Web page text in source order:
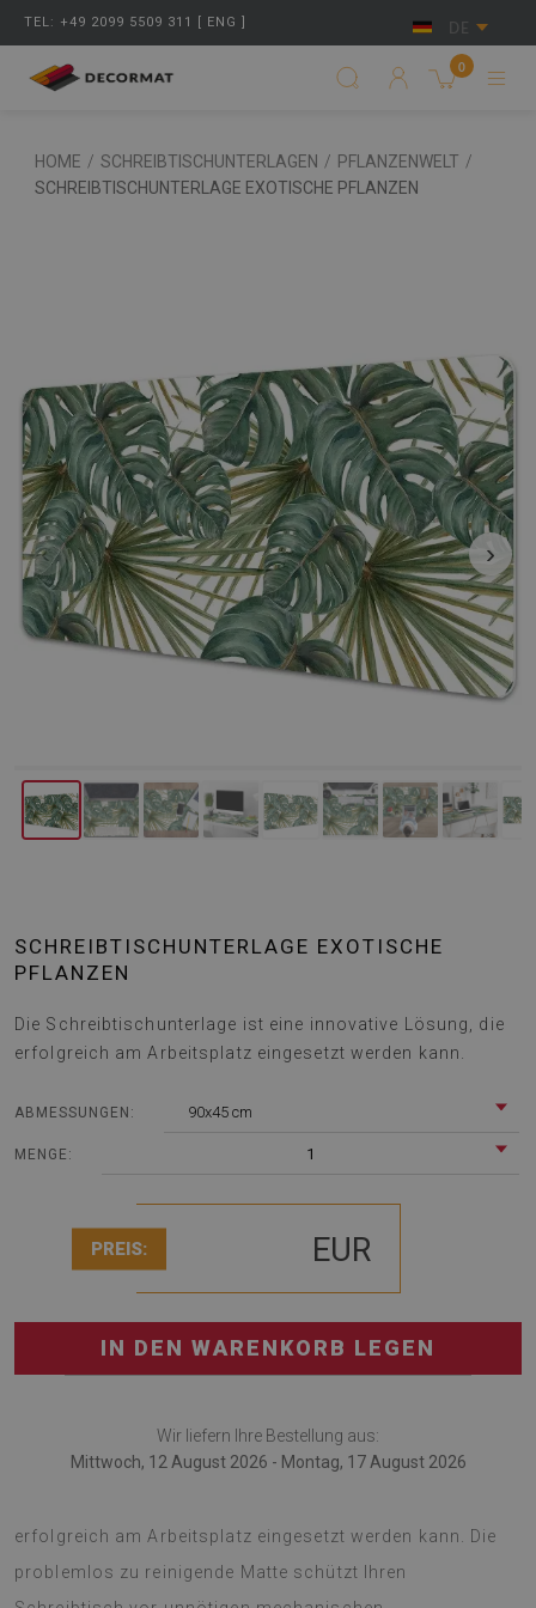
TEL: +49 2099 5509 311 [ ENG ] DE
0
HOME / SCHREIBTISCHUNTERLAGEN / PFLANZENWELT /
SCHREIBTISCHUNTERLAGE EXOTISCHE PFLANZEN
‹ ›
SCHREIBTISCHUNTERLAGE EXOTISCHE
PFLANZEN
Die Schreibtischunterlage ist eine innovative Lösung, die
erfolgreich am Arbeitsplatz eingesetzt werden kann.
ABMESSUNGEN: 90x45 cm
MENGE: 1
PREIS: EUR
IN DEN WARENKORB LEGEN
Wir liefern Ihre Bestellung aus:
Mittwoch, 12 August 2026 - Montag, 17 August 2026
erfolgreich am Arbeitsplatz eingesetzt werden kann. Die
problemlos zu reinigende Matte schützt Ihren